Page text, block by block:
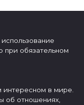
при обязательном
в мире.
об отношениях,